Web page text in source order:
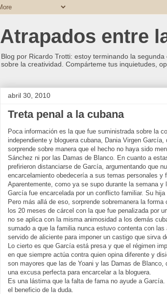
Atrapados entre
Blog por Ricardo Trotti: estoy terminando la
sobre la creatividad. Compárteme tus inquietudes,
abril 30, 2010
Treta penal a la cubana
Poca información es la que fue suministrada sobre la
independiente y bloguera cubana, Dania Virgen
sorprende sobre manera que el hecho no haya sido
Sánchez ni por las Damas de Blanco. En cuanto a
prefirieron distanciarse de García, argumentando que
encarcelamiento obedecería a sus temas personales y
Aparentemente, como ya se supo durante la semana y
García fue encarcelada por un conflicto familiar. Su
Pero más allá de eso, sorprende sobremanera la
los 20 meses de cárcel con la que fue penalizada por
no se aplica con la misma animosidad a los demás
sumado a que la familia nunca estuvo contenta con
servido de aliciente para imponer un castigo que sirva
Lo cierto es que García está presa y que el régimen
en que siempre actúa contra quien opina diferente y
son mayores que las de Yoani y las Damas de
una excusa perfecta para encarcelar a la bloguera.
Es una lástima que la falta de fama no ayude a
el beneficio de la duda.